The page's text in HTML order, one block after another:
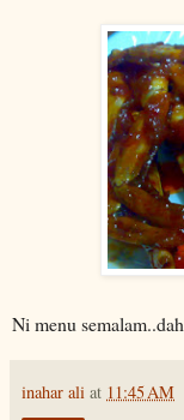
Ni menu
inahar ali at 11:45 AM